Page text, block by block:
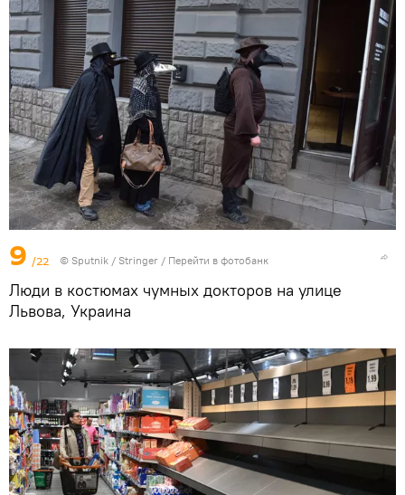
9 /22 © Sputnik / Stringer / Перейти в фотобанк
Люди в костюмах чумных докторов на улице
Львова, Украина